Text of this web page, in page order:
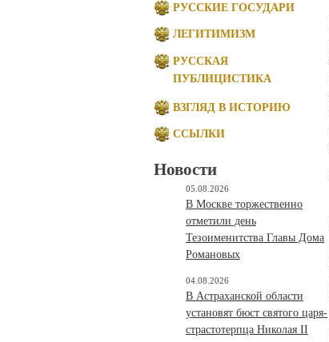
РУССКИЕ ГОСУДАРИ
ЛЕГИТИМИЗМ
РУССКАЯ
ПУБЛИЦИСТИКА
ВЗГЛЯД В ИСТОРИЮ
ССЫЛКИ
Новости
В Москве торжественно
отметили день
Тезоименитства Главы Дома
Романовых
05.08.2026
В Астраханской области
установят бюст святого царя-
страстотерпца Николая II
04.08.2026